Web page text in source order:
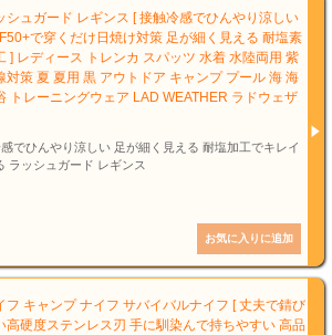
シュガード レギンス [ 接触冷感でひんやり涼しい
で穿くだけ日焼け対策 足が細く見える 耐塩素
] レディース トレンカ スパッツ 水着 水陸両用 紫
対策 夏 夏用 黒 アウトドア キャンプ プール 海 海
トレーニングウェア LAD WEATHER ラドウェザ
でひんやり涼しい 足が細く見える 耐塩加工でキレイ
ラッシュガード レギンス
フ キャンプ ナイフ サバイバルナイフ [ 丈夫で錆び
高硬度ステンレス刃 手に馴染んで持ちやすい 高品